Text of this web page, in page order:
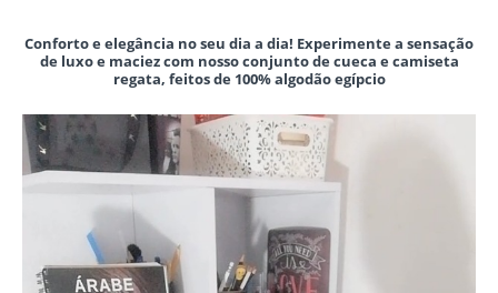
Conforto e elegância no seu dia a dia! Experimente a sensação
de luxo e maciez com nosso conjunto de cueca e camiseta
regata, feitos de 100% algodão egípcio